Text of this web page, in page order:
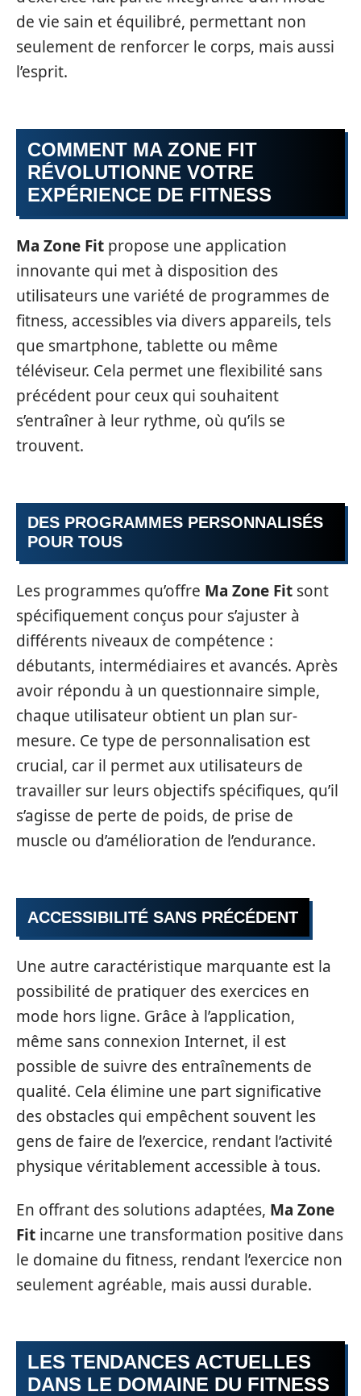
de vie sain et équilibré, permettant non
seulement de renforcer le corps, mais aussi
l’esprit.
COMMENT MA ZONE FIT
RÉVOLUTIONNE VOTRE
EXPÉRIENCE DE FITNESS
Ma Zone Fit propose une application
innovante qui met à disposition des
utilisateurs une variété de programmes de
fitness, accessibles via divers appareils, tels
que smartphone, tablette ou même
téléviseur. Cela permet une flexibilité sans
précédent pour ceux qui souhaitent
s’entraîner à leur rythme, où qu’ils se
trouvent.
DES PROGRAMMES PERSONNALISÉS
POUR TOUS
Les programmes qu’offre Ma Zone Fit sont
spécifiquement conçus pour s’ajuster à
différents niveaux de compétence :
débutants, intermédiaires et avancés. Après
avoir répondu à un questionnaire simple,
chaque utilisateur obtient un plan sur-
mesure. Ce type de personnalisation est
crucial, car il permet aux utilisateurs de
travailler sur leurs objectifs spécifiques, qu’il
s’agisse de perte de poids, de prise de
muscle ou d’amélioration de l’endurance.
ACCESSIBILITÉ SANS PRÉCÉDENT
Une autre caractéristique marquante est la
possibilité de pratiquer des exercices en
mode hors ligne. Grâce à l’application,
même sans connexion Internet, il est
possible de suivre des entraînements de
qualité. Cela élimine une part significative
des obstacles qui empêchent souvent les
gens de faire de l’exercice, rendant l’activité
physique véritablement accessible à tous.
En offrant des solutions adaptées, Ma Zone
Fit incarne une transformation positive dans
le domaine du fitness, rendant l’exercice non
seulement agréable, mais aussi durable.
LES TENDANCES ACTUELLES
DANS LE DOMAINE DU FITNESS